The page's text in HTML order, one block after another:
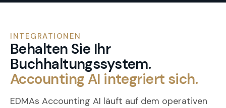
INTEGRATIONEN
Behalten Sie Ihr
Buchhaltungssystem.
Accounting AI integriert sich.
EDMAs Accounting AI läuft auf dem operativen